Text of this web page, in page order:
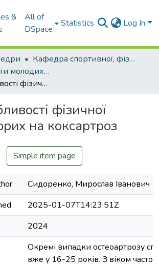
&
All of
DSpace
Statistics Log In
Кафедра спортивної, фізичної та реабілітаційної медицини, фізичної терапії, ерготерапії
Наукові роботи молодих дослідників та кваліфікаційні роботи. Кафедра спортивної, фізичної та реабілітаційної медицини, фізичної терапії, ерготерапії
Деякі особливості фізичної терапії хворих на коксартроз
фізичної
на коксартроз
Simple item page
Сидоренко, Мирослав Іванович
2025-01-07T14:23:51Z
2024
Окремі випадки остеоартрозу
вже у 16-25 років. З віком